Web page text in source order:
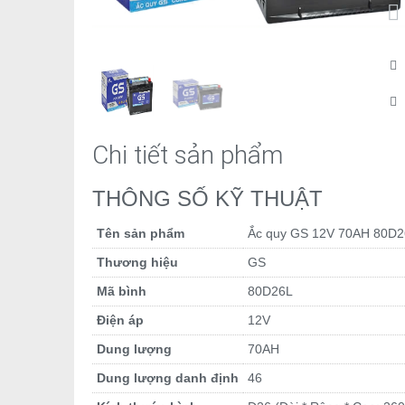
Chi tiết sản phẩm
THÔNG SỐ KỸ THUẬT
Tên sản phẩm
Ắc quy GS 12V 70AH
Thương hiệu
GS
Mã bình
80D26L
Điện áp
12V
Dung lượng
70AH
Dung lượng danh định
46